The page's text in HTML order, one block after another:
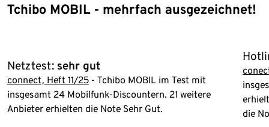
Tchibo MOBIL - mehrfach ausgezeichnet!
Netztest: sehr gut
connect, Heft 11/25 - Tchibo MOBIL im Test mit
insgesamt 24 Mobilfunk-Discountern. 21 weitere
Anbieter erhielten die Note Sehr Gut.
die
Ende der Auflistung